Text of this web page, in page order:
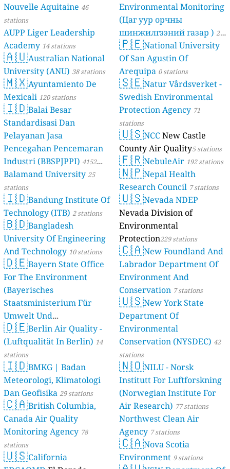
Nouvelle Aquitaine 46
stations
AUPP Liger Leadership
Academy 14 stations
🇦🇺Australian National
University (ANU) 38 stations
🇲🇽Ayuntamiento De
Mexicali 120 stations
🇮🇩Balai Besar
Standardisasi Dan
Pelayanan Jasa
Pencegahan Pencemaran
Industri (BBSPJPPI) 4152
stations
Balamand University25
stations
🇮🇩Bandung Institute Of
Technology (ITB) 2 stations
🇧🇩Bangladesh
University Of Engineering
And Technology 10 stations
🇩🇪Bayern State Office
For The Environment
(Bayerisches
Staatsministerium Für
Umwelt Und
Verbraucherschutz) - LfU
46 stations
🇩🇪Berlin Air Quality -
(Luftqualität In Berlin) 14
stations
🇮🇩BMKG | Badan
Meteorologi, Klimatologi
Dan Geofisika 29 stations
🇨🇦British Columbia,
Canada Air Quality
Monitoring Agency 78
stations
🇺🇸California
Environmental Monitoring
(Цаг уур орчны
шинжилгээний газар ) 21
stations
🇵🇪National University
Of San Agustin Of
Arequipa 0 stations
🇸🇪Natur Vårdsverket -
Swedish Environmental
Protection Agency 71
stations
🇺🇸NCCNew Castle
County Air Quality5 stations
🇫🇷NebuleAir 192 stations
🇳🇵Nepal Health
Research Council 7 stations
🇺🇸Nevada NDEP
Nevada Division of
Environmental
Protection229 stations
🇨🇦New Foundland And
Labrador Department Of
Environment And
Conservation 7 stations
🇺🇸New York State
Department Of
Environmental
Conservation (NYSDEC) 42
stations
🇳🇴NILU - Norsk
Institutt For Luftforskning
(Norwegian Institute For
Air Research) 77 stations
Northwest Clean Air
Agency 7 stations
🇨🇦Nova Scotia
Environment 9 stations